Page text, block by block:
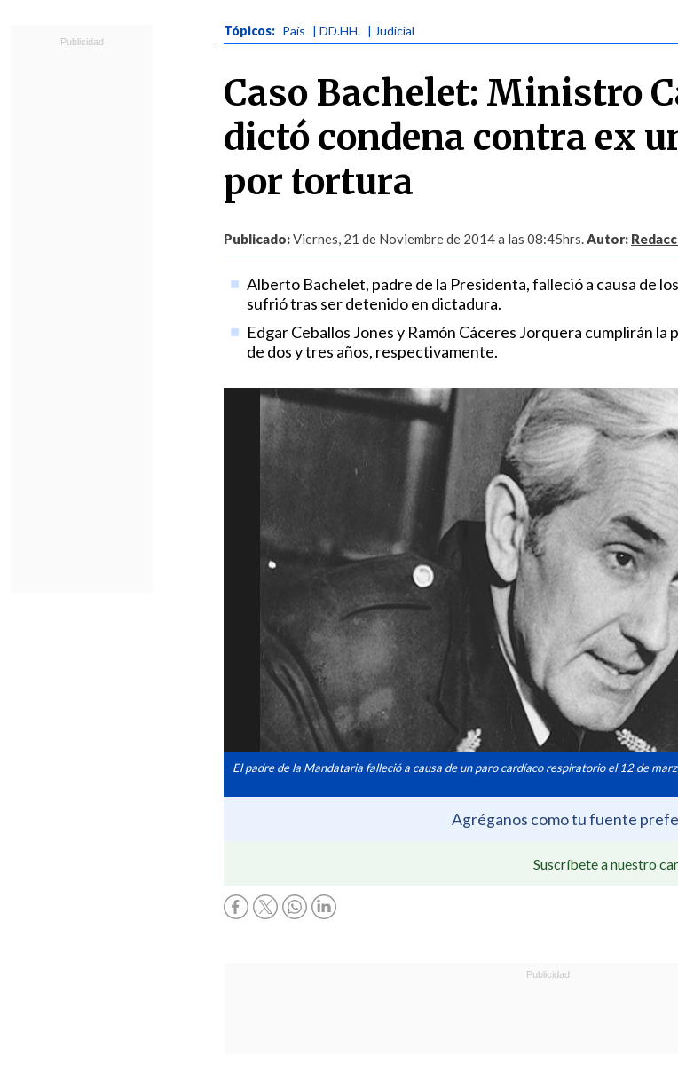
Tópicos: País | DD.HH. | Judicial
Caso Bachelet: Ministro
dictó condena contra ex
por tortura
Publicado:Viernes, 21 de Noviembre de 2014 a las 08:45hrs.Autor:
Alberto Bachelet, padre de la Presidenta, falleció a causa de
sufrió tras ser detenido en dictadura.
Edgar Ceballos Jones y Ramón Cáceres Jorquera cumplirán la
de dos y tres años, respectivamente.
El padre de la Mandataria falleció a causa de un paro cardíaco respiratorio el 12 de
Agréganos como tu fuente
Suscríbete a nuestro